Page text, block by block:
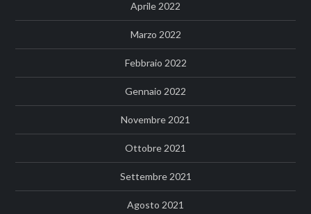
Aprile 2022
Marzo 2022
Febbraio 2022
Gennaio 2022
Novembre 2021
Ottobre 2021
Settembre 2021
Agosto 2021